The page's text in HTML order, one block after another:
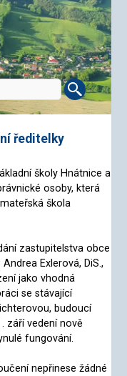
ředitelky
školy Hnátnice a
osoby, která
škola
zastupitelstva obce
Exlerová, DiS.,
jako vhodná
se stávající
budoucí
září vedení nově
fungování.
nepřinese žádné